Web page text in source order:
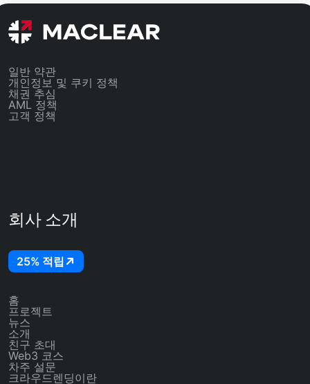
일반 약관
개인정보 및 쿠키 정책
채권 추심
AML 정책
고객 정책
회사 소개
25% 적립
홈
프로젝트
뉴스
소개
친구 초대
Web3 코스
차주 설문
크라우드렌딩이란